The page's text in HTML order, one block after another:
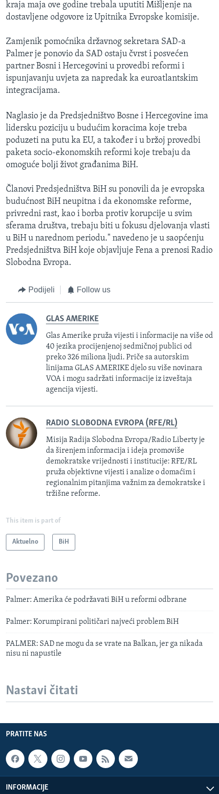
kraja maja ove godine trebala uputiti Mišljenje na
dostavljene odgovore iz Upitnika Evropske komisije.
Zamjenik pomoćnika državnog sekretara SAD-a
Palmer je ponovio da SAD ostaju čvrst i posvećen
partner Bosni i Hercegovini u provedbi reformi i
ispunjavanju uvjeta za napredak ka euroatlantskim
integracijama.
Naglasio je da Predsjedništvo Bosne i Hercegovine ima
lidersku poziciju u budućim koracima koje treba
poduzeti na putu ka EU, a također i u bržoj provedbi
paketa socio-ekonomskih reformi koje trebaju da
omoguće bolјi život građanima BiH.
Članovi Predsjedništva BiH su ponovili da je evropska
budućnost BiH neupitna i da ekonomske reforme,
privredni rast, kao i borba protiv korupcije u svim
sferama društva, trebaju biti u fokusu djelovanja vlasti
u BiH u narednom periodu." navedeno je u saopćenju
Predsjedništva BiH koje objavljuje Fena a prenosi Radio
Slobodna Evropa.
Podijeli Follow us
GLAS AMERIKE
Glas Amerike pruža vijesti i informacije na više od
40 jezika procijenjenoj sedmičnoj publici od
preko 326 miliona ljudi. Priče sa autorskim
linijama GLAS AMERIKE djelo su više novinara
VOA i mogu sadržati informacije iz izveštaja
agencija vijesti.
RADIO SLOBODNA EVROPA (RFE/RL)
Misija Radija Slobodna Evropa/Radio Liberty je
da širenjem informacija i ideja promoviše
demokratske vrijednosti i institucije: RFE/RL
pruža objektivne vijesti i analize o domaćim i
regionalnim pitanjima važnim za demokratske i
tržišne reforme.
This item is part of
Aktuelno BiH
Povezano
Palmer: Amerika će podržavati BiH u reformi odbrane
Palmer: Korumpirani političari najveći problem BiH
PALMER: SAD ne mogu da se vrate na Balkan, jer ga nikada
nisu ni napustile
Nastavi čitati
PRATITE NAS
INFORMACIJE